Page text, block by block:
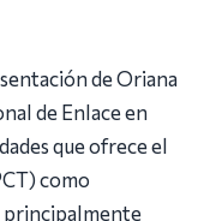
de Oriana
de Enlace en
que ofrece el
como
principalmente